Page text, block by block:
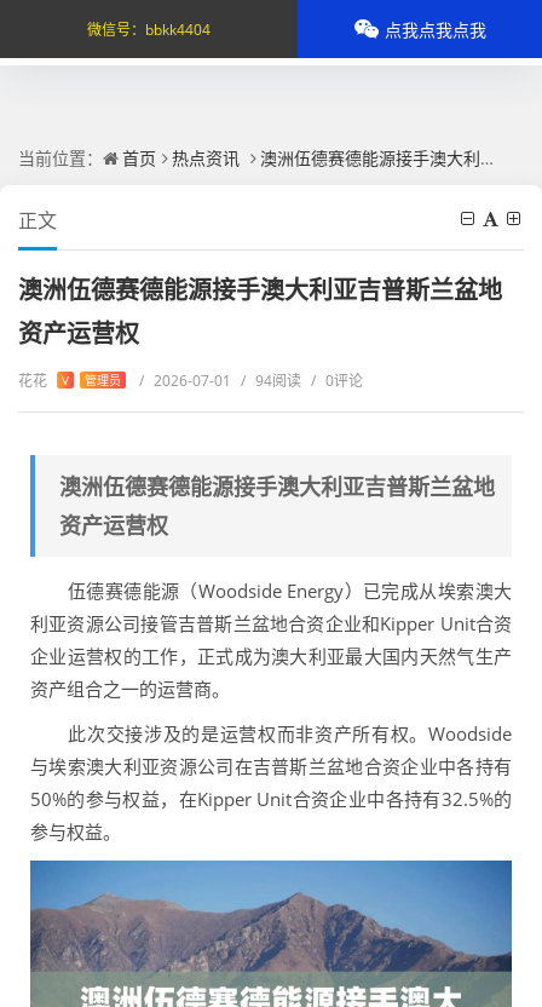
当前位置： 首页 热点资讯 澳洲伍德赛德能源接手澳大利亚吉普斯兰盆地资产运营权
正文
澳洲伍德赛德能源接手澳大利亚吉普斯兰盆地
资产运营权
花花 V 管理员 / 2026-07-01 / 94阅读 / 0评论
澳洲伍德赛德能源接手澳大利亚吉普斯兰盆地
资产运营权
伍德赛德能源（Woodside Energy）已完成从埃索澳大
利亚资源公司接管吉普斯兰盆地合资企业和Kipper Unit合资
企业运营权的工作，正式成为澳大利亚最大国内天然气生产
资产组合之一的运营商。
此次交接涉及的是运营权而非资产所有权。Woodside
与埃索澳大利亚资源公司在吉普斯兰盆地合资企业中各持有
50%的参与权益，在Kipper Unit合资企业中各持有32.5%的
参与权益。
微信号： bbkk4404 点我点我点我